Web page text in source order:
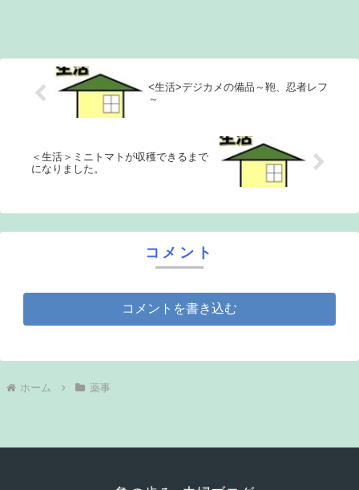
<生活>デジカメの備品～鞄、忍者レフ
～
＜生活＞ミニトマトが収穫できるまで
になりました。
コメント
コメントを書き込む
ホーム 薬事